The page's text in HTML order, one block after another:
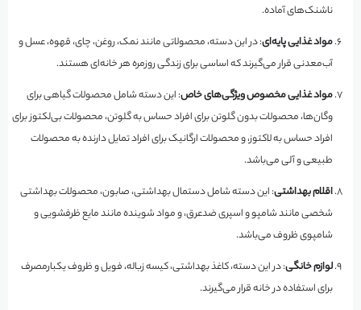
ناشنک‌های آماده.
مواد غذایی پایه‌ای: در این دسته، محصولاتی مانند نمک، روغن، چای، قهوه، عسل و
آب‌معدنی قرار می‌گیرند که اساسی برای زندگی روزمره هر خانه‌ای هستند.
مواد غذایی مخصوص ویژگی‌های خاص: این دسته شامل محصولات گیاهی برای
وگان‌ها، محصولات بدون گلوتن برای افراد حساس به گلوتن، محصولات بی‌لکتوز برای
افراد حساس به لاکتوز، و محصولات ارگانیک برای افراد تمایل دارنده به محصولات
طبیعی و آلی می‌باشد.
اقلام بهداشتی: این دسته شامل دستمال بهداشتی، صابون، محصولات بهداشتی
شخصی مانند شامپو و اسپری ضدعرق، و مواد شوینده مانند مایع ظرفشویی و
شامپوی ظروف می‌باشد.
لوازم خانگی: در این دسته، کاغذ بهداشتی، کیسه زباله، فویل و ظروف یکبارمصرف
برای استفاده در خانه قرار می‌گیرند.